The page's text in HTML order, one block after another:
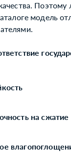
Поэтому
модель
на сжатие